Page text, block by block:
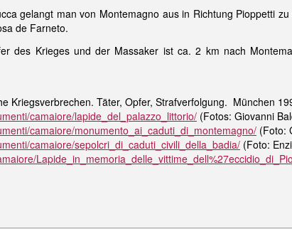
gelangt man von Montemagno aus in Richtung Pioppetti
de Farneto.
des Krieges und der Massaker ist ca. 2 km nach
Kriegsverbrechen. Täter, Opfer, Strafverfolgung. München
camaiore/lapide_del_palazzo_littorio/ (Fotos: Giovanni
camaiore/monumento_ai_caduti_di_montemagno/ (Foto:
camaiore/sepolcri_di_caduti_civili_della_badia/ (Foto: